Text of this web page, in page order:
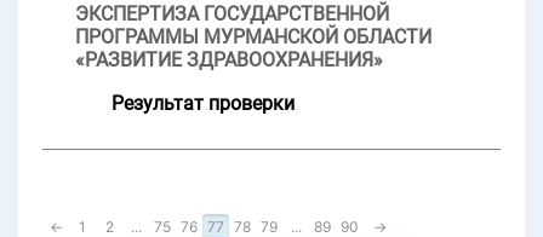
ЭКСПЕРТИЗА ГОСУДАРСТВЕННОЙ
ПРОГРАММЫ МУРМАНСКОЙ ОБЛАСТИ
«РАЗВИТИЕ ЗДРАВООХРАНЕНИЯ»
Результат проверки
← 1 2 ... 75 76 77 78 79 ... 89 90 →